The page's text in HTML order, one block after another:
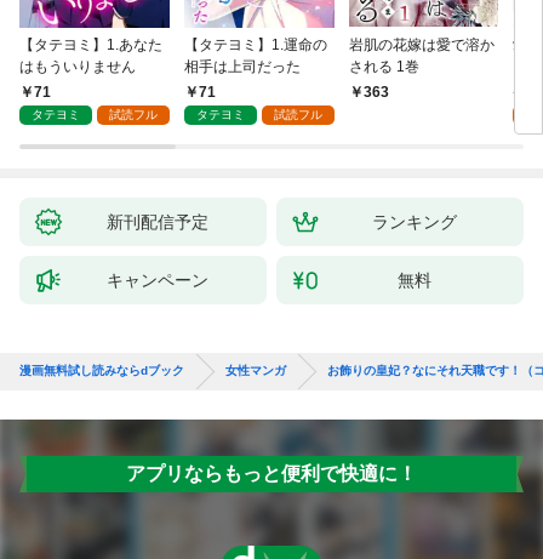
【タテヨミ】1.あなた
はもういりません
71
タテヨミ 試読フル
【タテヨミ】1.運命の
相手は上司だった
71
タテヨミ 試読フル
岩肌の花嫁は愛で溶か
される 1巻
363
愛
新刊配信予定 ランキング
キャンペーン 無料
漫画無料試し読みならdブック 女性マンガ お飾りの皇妃？なにそれ天職です！（
アプリならもっと便利で快適に！